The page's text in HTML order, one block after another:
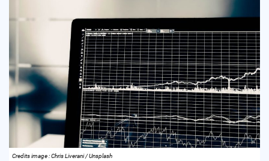
Credits image : Chris Liverani / Unsplash